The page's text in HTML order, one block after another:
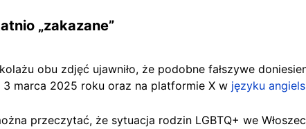
„zakazane”
kolażu obu zdjęć ujawniło, że podobne fałszywe
3 marca 2025 roku oraz na platformie X w języku
przeczytać, że sytuacja rodzin LGBTQ+ we